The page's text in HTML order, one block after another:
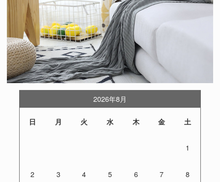
2026年8月
日 月 火 水 木 金 土
1
2 3 4 5 6 7 8